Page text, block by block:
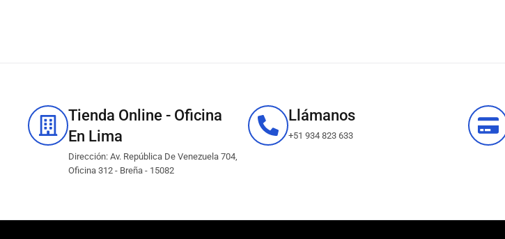
Tienda Online - Oficina
En Lima
Dirección: Av. República De Venezuela 704,
Oficina 312 - Breña - 15082
Llámanos
+51 934 823 633